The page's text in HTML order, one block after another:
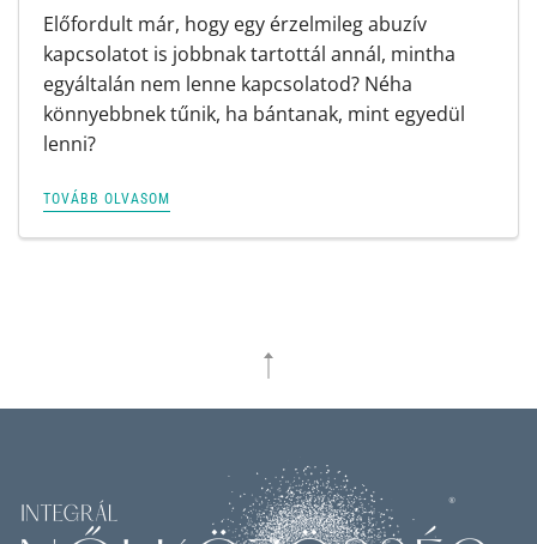
Előfordult már, hogy egy érzelmileg abuzív
kapcsolatot is jobbnak tartottál annál, mintha
egyáltalán nem lenne kapcsolatod? Néha
könnyebbnek tűnik, ha bántanak, mint egyedül
lenni?
TOVÁBB OLVASOM